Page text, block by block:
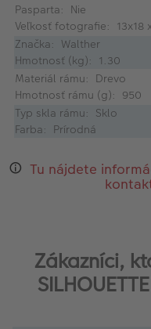
Pasparta: Nie
Veľkosť fotografie: 13x18
Značka: Walther
Hmotnosť (kg): 1.30
Materiál rámu: Drevo
Hmotnosť rámu (g): 950
Typ skla rámu: Sklo
Farba: Prírodná
Tu nájdete
Zákazníci,